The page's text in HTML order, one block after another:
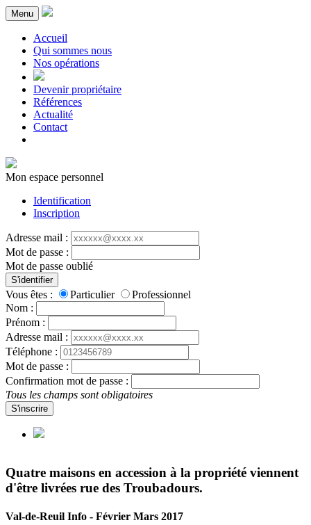
Menu
Accueil
Qui sommes nous
Nos opérations
Devenir propriétaire
Références
Actualité
Contact
Mon espace personnel
Identification
Inscription
Adresse mail :
Mot de passe :
Mot de passe oublié
S'identifier
Vous êtes : Particulier
Professionnel
Nom :
Prénom :
Adresse mail :
Téléphone :
Mot de passe :
Confirmation mot de passe :
Tous les champs sont obligatoires
S'inscrire
Quatre maisons en accession à la propriété viennent
d'être livrées rue des Troubadours.
Val-de-Reuil Info - Février Mars 2017